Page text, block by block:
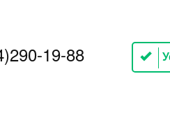
19-88